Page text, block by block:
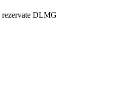
rezervate DLMG